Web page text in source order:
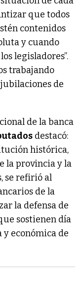
que todos
contenidos
y cuando
legisladores”.
trabajando
de
de la banca
destacó:
histórica,
la provincia y la
se refirió al
de la
la defensa de
sostienen día
económica de